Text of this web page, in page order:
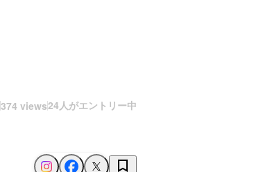
374 views24人がエントリー中